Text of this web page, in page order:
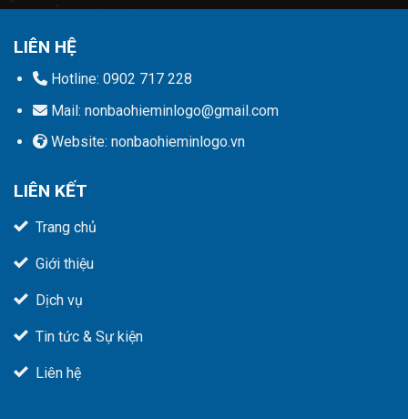
LIÊN HỆ
Hotline: 0902 717 228
Mail: nonbaohieminlogo@gmail.com
Website: nonbaohieminlogo.vn
LIÊN KẾT
Trang chủ
Giới thiệu
Dịch vụ
Tin tức & Sự kiện
Liên hệ